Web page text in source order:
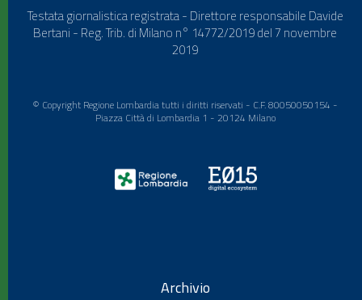
Testata giornalistica registrata - Direttore responsabile Davide
Bertani - Reg. Trib. di Milano n° 14772/2019 del 7 novembre
2019
© Copyright Regione Lombardia tutti i diritti riservati - C.F. 80050050154 -
Piazza Città di Lombardia 1 - 20124 Milano
Archivio